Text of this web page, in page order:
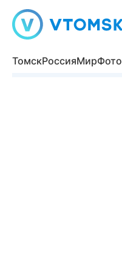
ТомскРоссияМирФото